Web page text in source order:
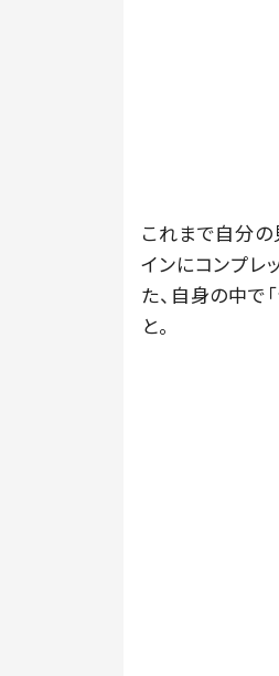
これまで自分
インにコンプレ
た、自身の中で
と。